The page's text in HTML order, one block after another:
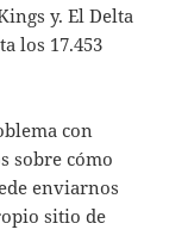
y. El Delta
los 17.453
con
sobre cómo
enviarnos
sitio de